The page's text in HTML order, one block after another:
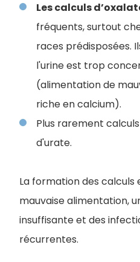
Les calculs
fréquents, surtout
races prédisposées.
l'urine est trop
(alimentation de
riche en calcium).
Plus rarement
d'urate.
La formation des calculs
mauvaise alimentation,
insuffisante et des
récurrentes.